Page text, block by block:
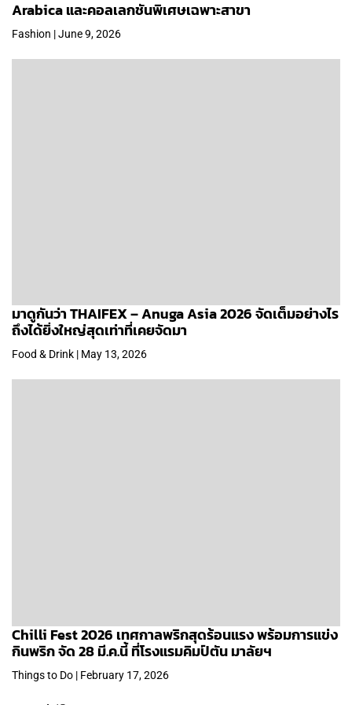
Arabica และคอลเลกชันพิเศษเฉพาะสาขา
Fashion | June 9, 2026
มาดูกันว่า THAIFEX – Anuga Asia 2026 จัดเต็มอย่างไร
ถึงได้ยิ่งใหญ่สุดเท่าที่เคยจัดมา
Food & Drink | May 13, 2026
Chilli Fest 2026 เทศกาลพริกสุดร้อนแรง พร้อมการแข่ง
กินพริก จัด 28 มี.ค.นี้ ที่โรงแรมคิมป์ตัน มาลัยฯ
Things to Do | February 17, 2026